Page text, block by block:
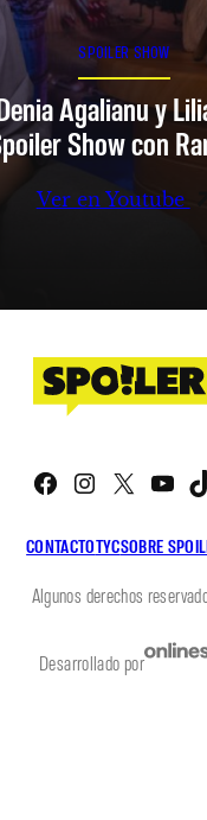
SPOILER SHOW
Agalianu y
Show con
Ver en Youtube
CONTACTOTYCSOBRE
Facebook
X
Algunos derechos
Desarrollado por